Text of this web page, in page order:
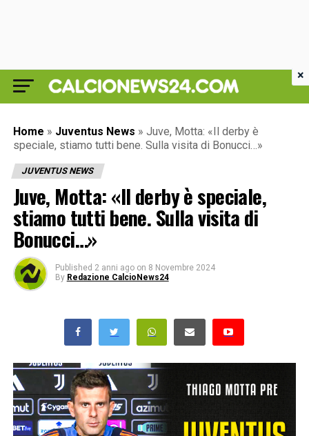
Home » Juventus News » Juve, Motta: «Il derby è
speciale, stiamo tutti bene. Sulla visita di Bonucci…»
JUVENTUS NEWS
Juve, Motta: «Il derby è speciale,
stiamo tutti bene. Sulla visita di
Bonucci…»
Published 2 anni ago on 8 Novembre 2024
By Redazione CalcioNews24
×